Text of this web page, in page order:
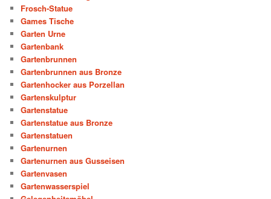
Frosch-Statue
Games Tische
Garten Urne
Gartenbank
Gartenbrunnen
Gartenbrunnen aus Bronze
Gartenhocker aus Porzellan
Gartenskulptur
Gartenstatue
Gartenstatue aus Bronze
Gartenstatuen
Gartenurnen
Gartenurnen aus Gusseisen
Gartenvasen
Gartenwasserspiel